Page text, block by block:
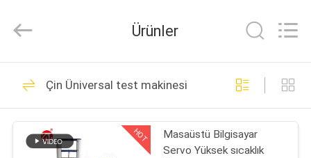
ÜRÜN:%
Technology
Rights
Lastik test makinesi
268
Ürünler
Çin Üniversal test makinesi
HOT
Masaüstü Bilgisayar
Servo Yüksek sıcaklık